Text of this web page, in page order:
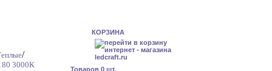
/
3000К
КОРЗИНА
Товаров 0 шт.